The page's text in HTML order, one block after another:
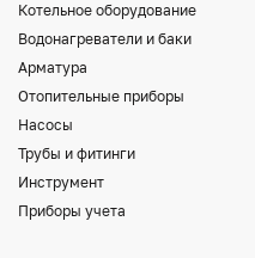
Котельное оборудование
Водонагреватели и баки
Арматура
Отопительные приборы
Насосы
Трубы и фитинги
Инструмент
Приборы учета